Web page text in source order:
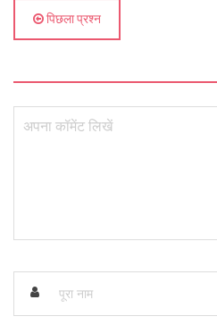
पिछला प्रश्न